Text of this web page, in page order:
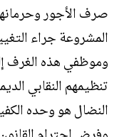
صرف الأجور
المشروعة جراء
وموظفي هذه الغرف
تنظيمهم النقابي
النضال هو وحده